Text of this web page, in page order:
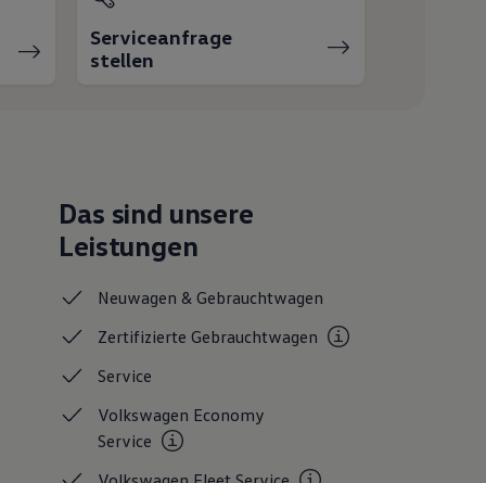
Serviceanfrage
stellen
Das sind unsere
Leistungen
Neuwagen &Gebrauchtwagen
ZertifizierteGebrauchtwagen
Service
Volkswagen Economy
Service